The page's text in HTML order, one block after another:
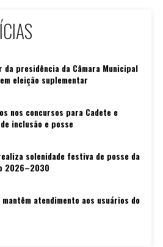
presidência da Câmara Municipal
eleição suplementar
nos concursos para Cadete e
inclusão e posse
solenidade festiva de posse da
2026–2030
atendimento aos usuários do